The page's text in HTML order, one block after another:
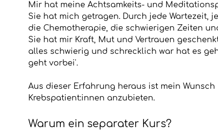
Mir hat meine Achtsamkeits- und
Sie hat mich getragen. Durch jede Wartezeit,
die Chemotherapie, die schwierigen Zeiten
Sie hat mir Kraft, Mut und Vertrauen
alles schwierig und schrecklich war hat es
geht vorbei'.
Aus dieser Erfahrung heraus ist mein
Krebspatient:innen anzubieten.
Warum ein separater Kurs?